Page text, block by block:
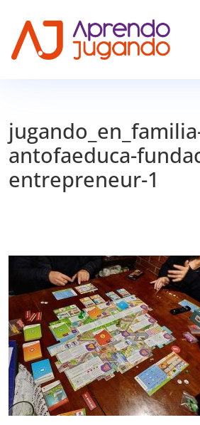
antofaeduca-
entrepreneur-1